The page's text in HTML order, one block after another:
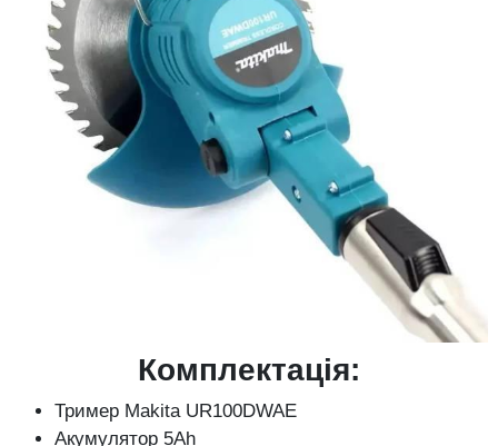
Комплектація:
Тример Makita UR100DWAE
Акумулятор 5Ah